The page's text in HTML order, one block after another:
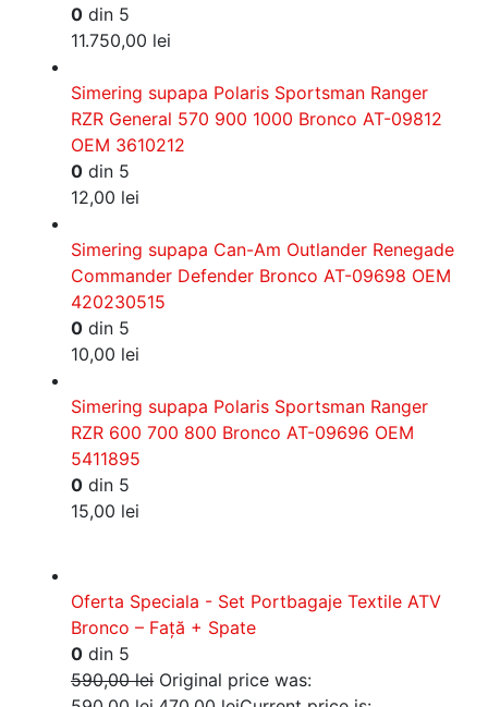
0 din 5
11.750,00 lei
Simering supapa Polaris Sportsman Ranger
RZR General 570 900 1000 Bronco AT-09812
OEM 3610212
0 din 5
12,00 lei
Simering supapa Can-Am Outlander Renegade
Commander Defender Bronco AT-09698 OEM
420230515
0 din 5
10,00 lei
Simering supapa Polaris Sportsman Ranger
RZR 600 700 800 Bronco AT-09696 OEM
5411895
0 din 5
15,00 lei
Oferta Speciala - Set Portbagaje Textile ATV
Bronco – Față + Spate
0 din 5
590,00lei Original price was: